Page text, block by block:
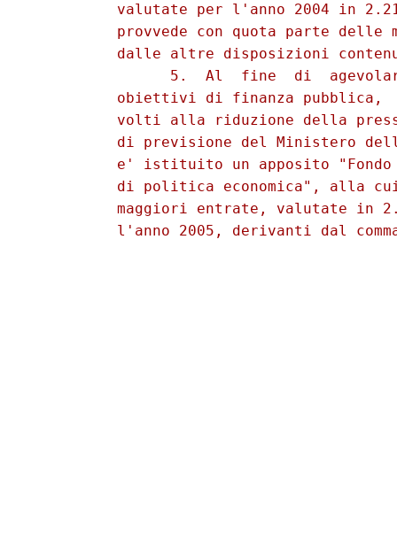
valutate per l'anno 2004 in
provvede con quota parte delle
dalle altre disposizioni
5.  Al  fine  di
obiettivi di finanza pubblica,
volti alla riduzione della
di previsione del Ministero
e' istituito un apposito
di politica economica", alla
maggiori entrate, valutate in